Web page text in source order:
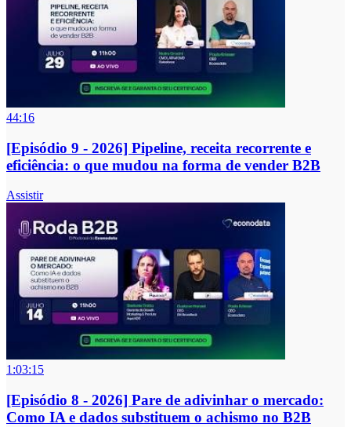
44:16
[Episódio 9 - 2026] Pipeline, receita recorrente e
eficiência: o que mudou na forma de vender B2B
Assistir
1:03:15
[Episódio 8 - 2026] Pare de adivinhar o mercado:
Como IA e dados substituem o achismo no B2B